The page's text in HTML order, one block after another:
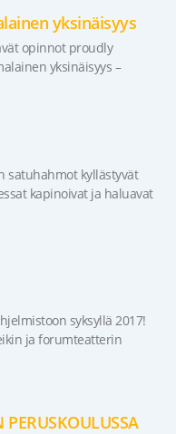
yksinäisyys
opinnot proudly
yksinäisyys –
satuhahmot kyllästyvät
kapinoivat ja haluavat
syksyllä 2017!
ja forumteatterin